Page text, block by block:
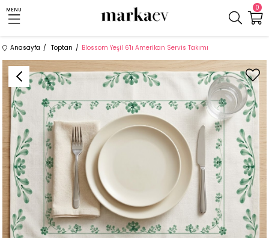
0
MENU
Anasayfa Toptan Blossom Yeşil 6'lı Amerikan Servis Takımı